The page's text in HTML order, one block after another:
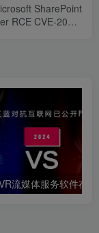
SharePoint
RCE CVE-2025-